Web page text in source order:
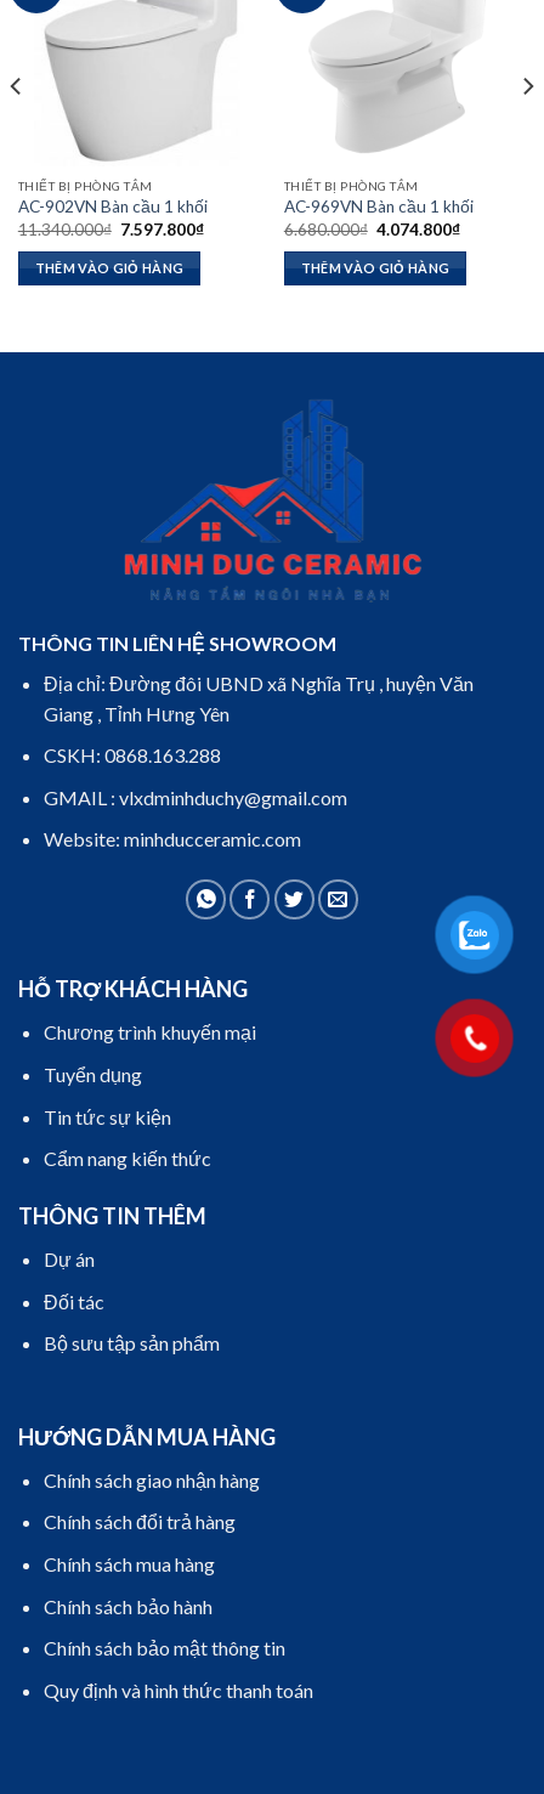
THIẾT BỊ PHÒNG TẮM
AC-902VN Bàn cầu 1 khối
11.340.000₫ Giá
là:
11.340.000₫.
7.597.800₫Giá
7.597.800₫.
THÊM VÀO GIỎ HÀNG
THIẾT BỊ PHÒNG TẮM
AC-969VN Bàn cầu 1 khối
6.680.000₫ Giá
là:
6.680.000₫.
4.074.800₫Giá
THÊM VÀO GIỎ HÀNG
THÔNG TIN LIÊN HỆ SHOWROOM
Địa chỉ: Đường đôi UBND xã Nghĩa Trụ , huyện Văn
Giang , Tỉnh Hưng Yên
CSKH: 0868.163.288
GMAIL : vlxdminhduchy@gmail.com
Website: minhducceramic.com
HỖ TRỢ KHÁCH HÀNG
Chương trình khuyến mại
Tuyển dụng
Tin tức sự kiện
Cẩm nang kiến thức
THÔNG TIN THÊM
Dự án
Đối tác
Bộ sưu tập sản phẩm
HƯỚNG DẪN MUA HÀNG
Chính sách giao nhận hàng
Chính sách đổi trả hàng
Chính sách mua hàng
Chính sách bảo hành
Chính sách bảo mật thông tin
Quy định và hình thức thanh toán